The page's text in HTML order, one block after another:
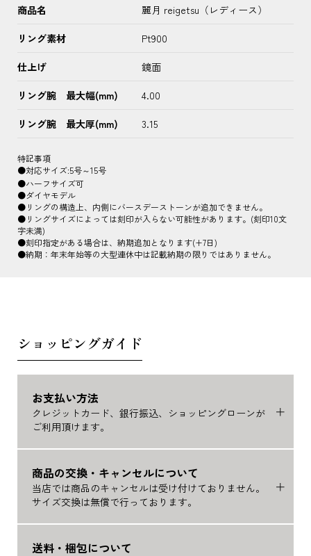
商品名 麗月 reigetsu（レディース）
リング素材 Pt900
仕上げ 鏡面
リング腕 最大幅(mm) 4.00
リング腕 最大厚(mm) 3.15
特記事項
●対応サイズ:5号～15号
●ハーフサイズ可
●ダイヤモデル
●リングの構造上、内側にバースデーストーンが追加できません。
●リングサイズによっては刻印が入らない可能性があります。(刻印10文
字未満)
●刻印指定がある場合は、納期追加となります(+7日)
●納期：年末年始等の大型連休中は記載納期の限りではありません。
ショッピングガイド
お支払い方法
クレジットカード、銀行振込、ショッピングローンが
ご利用頂けます。
商品の交換・キャンセルについて
当店では商品のキャンセルは受け付けておりません。
サイズ交換は無償で行っております。
送料・梱包について